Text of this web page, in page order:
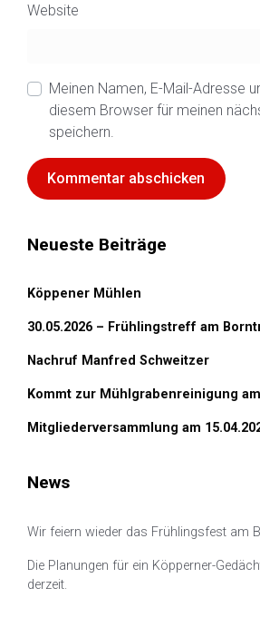
Website
Meinen Namen, E-Mail-Adresse
diesem Browser für meinen
speichern.
Neueste Beiträge
Köppener Mühlen
30.05.2026 – Frühlingstreff am
Nachruf Manfred Schweitzer
Kommt zur Mühlgrabenreinigung am
Mitgliederversammlung am
News
Wir feiern wieder das Frühlingsfest am
Die Planungen für ein Köpperner-
derzeit.